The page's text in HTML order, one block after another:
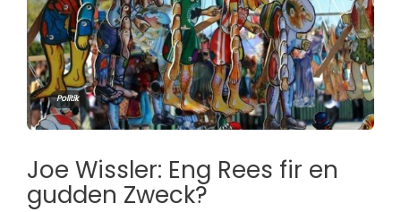
Politik
Joe Wissler: Eng Rees fir en
gudden Zweck?